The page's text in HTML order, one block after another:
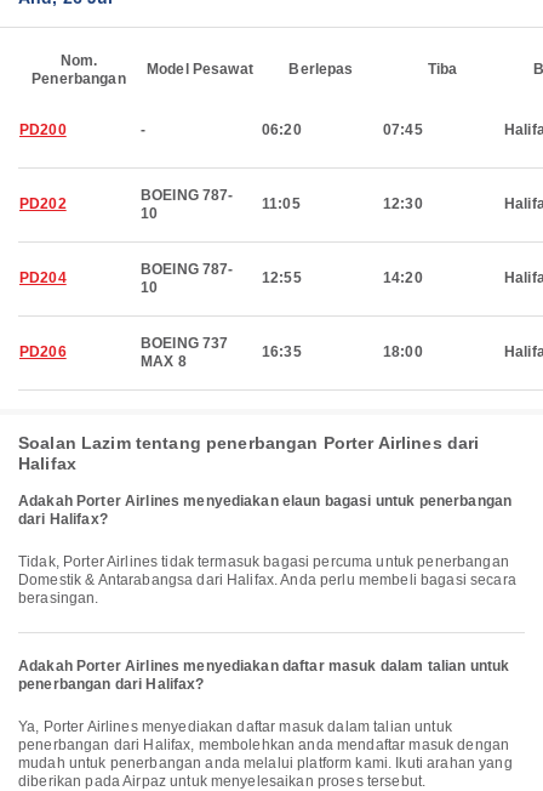
Nom.
Penerbangan
Model Pesawat Berlepas Tiba
PD200 - 06:20 07:45
PD202
BOEING 787-
10
11:05 12:30
PD204
BOEING 787-
10
12:55 14:20
PD206
BOEING 737
MAX 8
16:35 18:00
Soalan Lazim tentang penerbangan Porter Airlines dari
Halifax
Adakah Porter Airlines menyediakan elaun bagasi untuk penerbangan
dari Halifax?
Tidak, Porter Airlines tidak termasuk bagasi percuma untuk penerbangan
Domestik & Antarabangsa dari Halifax. Anda perlu membeli bagasi secara
berasingan.
Adakah Porter Airlines menyediakan daftar masuk dalam talian untuk
penerbangan dari Halifax?
Ya, Porter Airlines menyediakan daftar masuk dalam talian untuk
penerbangan dari Halifax, membolehkan anda mendaftar masuk dengan
mudah untuk penerbangan anda melalui platform kami. Ikuti arahan yang
diberikan pada Airpaz untuk menyelesaikan proses tersebut.